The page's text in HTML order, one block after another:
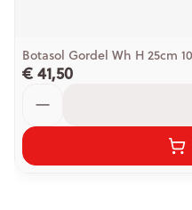
Botasol Gordel Wh H 25cm
€ 41,50